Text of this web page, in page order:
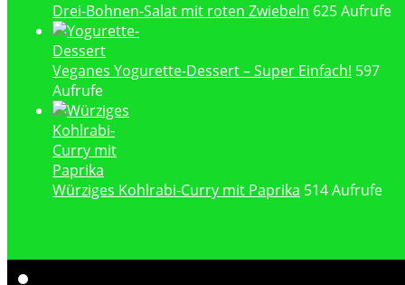
Drei-Bohnen-Salat mit roten Zwiebeln 625 Aufrufe
Veganes Yogurette-Dessert – Super Einfach! 597
Aufrufe
Würziges Kohlrabi-Curry mit Paprika 514 Aufrufe